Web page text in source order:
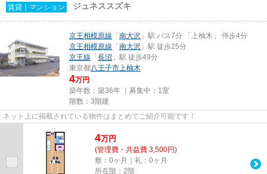
賃貸｜マンション ジュネススズキ
京王相模原線 「南大沢 」駅 バス7分 「上柚木」 停歩4分
京王相模原線 「南大沢 」駅 徒歩25分
京王線 「長沼 」駅 徒歩49分
東京都八王子市 上柚木
4万円
築年数：築36年 ｜募集中： 1室
階数：3階建
ネット上に掲載されている物件はまとめてご紹介可能です！
4万円
(管理費・共益費 3,500円)
敷：0ヶ月｜礼：0ヶ月
所在階：2階